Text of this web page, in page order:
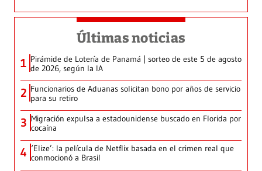
Últimas noticias
1 Pirámide de Lotería de Panamá | sorteo de este 5 de agosto
de 2026, según la IA
2 Funcionarios de Aduanas solicitan bono por años de servicio
para su retiro
3 Migración expulsa a estadounidense buscado en Florida por
cocaína
4 ‘Elize’: la película de Netflix basada en el crimen real que
conmocionó a Brasil